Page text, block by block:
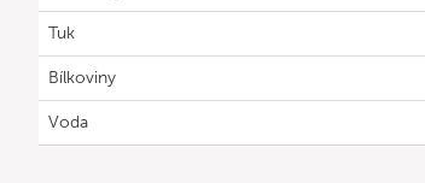
Tuk
Bílkoviny
Voda